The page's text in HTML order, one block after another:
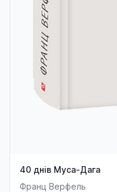
40 днів Муса-Дага
Франц Верфель